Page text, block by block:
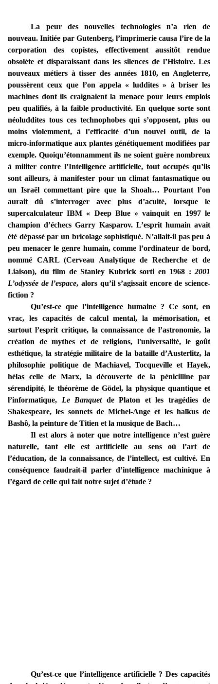
La peur des nouvelles technologies n’a rien de
nouveau. Initiée par Gutenberg, l’imprimerie causa l’ire de la
corporation des copistes, effectivement aussitôt rendue
obsolète et disparaissant dans les silences de l’Histoire. Les
nouveaux métiers à tisser des années 1810, en Angleterre,
poussèrent ceux que l’on appela « luddites » à briser les
machines dont ils craignaient la menace pour leurs emplois
peu qualifiés, à la faible productivité. En quelque sorte sont
néoluddites tous ces technophobes qui s’opposent, plus ou
moins violemment, à l’efficacité d’un nouvel outil, de la
micro-informatique aux plantes génétiquement modifiées par
exemple. Quoiqu’étonnamment ils ne soient guère nombreux
à militer contre l’Intelligence artificielle, tout occupés qu’ils
sont ailleurs, à manifester pour un climat fantasmatique ou
un Israël commettant pire que la Shoah… Pourtant l’on
aurait dû s’interroger avec plus d’acuité, lorsque le
supercalculateur IBM « Deep Blue » vainquit en 1997 le
champion d’échecs Garry Kasparov. L’esprit humain avait
été dépassé par un bricolage sophistiqué. N’allait-il pas peu à
peu menacer le genre humain, comme l’ordinateur de bord,
nommé CARL (Cerveau Analytique de Recherche et de
Liaison), du film de Stanley Kubrick sorti en 1968 : 2001
L’odyssée de l’espace, alors qu’il s’agissait encore de science-
fiction ?
Qu’est-ce que l’intelligence humaine ? Ce sont, en
vrac, les capacités de calcul mental, la mémorisation, et
surtout l’esprit critique, la connaissance de l’astronomie, la
création de mythes et de religions, l'universalité, le goût
esthétique, la stratégie militaire de la bataille d’Austerlitz, la
philosophie politique de Machiavel, Tocqueville et Hayek,
hélas celle de Marx, la découverte de la pénicilline par
sérendipité, le théorème de Gödel, la physique quantique et
l’informatique, Le Banquetde Platon et les tragédies de
Shakespeare, les sonnets de Michel-Ange et les haïkus de
Bashô, la peinture de Titien et la musique de Bach…
Il est alors à noter que notre intelligence n’est guère
naturelle, tant elle est artificielle au sens où l’art de
l’éducation, de la connaissance, de l’intellect, est cultivé. En
conséquence faudrait-il parler d’intelligence machinique à
l’égard de celle qui fait notre sujet d’étude ?
Qu’est-ce que l’intelligence artificielle ? Des capacités